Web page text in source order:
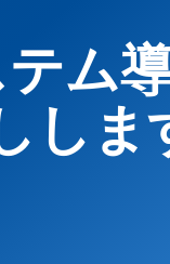
ム
しま